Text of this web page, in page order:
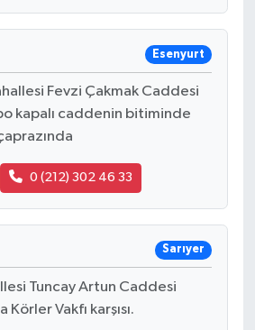
Esenyurt
Fevzi Çakmak Caddesi
kapalı caddenin bitiminde
0 (212) 302 46 33
Sarıyer
Tuncay Artun Caddesi
Vakfı karşısı.